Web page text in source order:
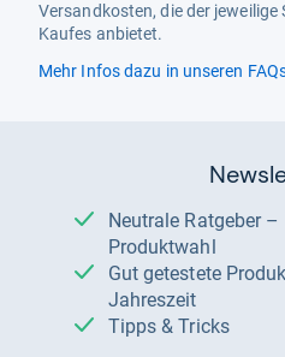
Versandkosten, die der
Kaufes anbietet.
Mehr Infos dazu in unseren
Neutrale Ratgeber – hilfreich für Ihre
Produktwahl
Gut getestete Produkte – passend zur
Jahreszeit
Tipps & Tricks